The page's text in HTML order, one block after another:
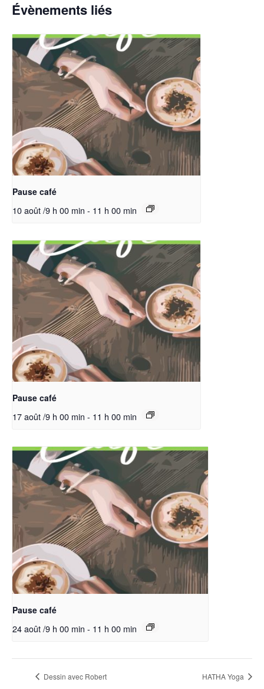
Évènements liés
Pause café
10 août /9 h 00 min - 11 h 00 min
Pause café
17 août /9 h 00 min - 11 h 00 min
Pause café
24 août /9 h 00 min - 11 h 00 min
Dessin avec Robert HATHA Yoga